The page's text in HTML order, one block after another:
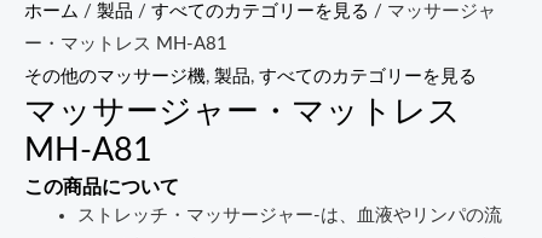
ホーム / 製品 / すべてのカテゴリーを見る / マッサージャ
ー・マットレス MH-A81
その他のマッサージ機, 製品, すべてのカテゴリーを見る
マッサージャー・マットレス
MH-A81
この商品について
ストレッチ・マッサージャー-は、血液やリンパの流